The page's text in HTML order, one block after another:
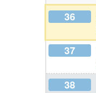
36
37
38